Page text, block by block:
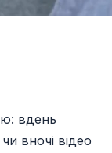
вдень
вночі відео